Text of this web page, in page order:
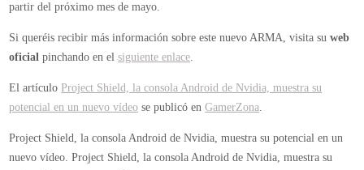
partir del próximo mes de mayo.
Si queréis recibir más información sobre este nuevo ARMA, visita suweb
oficial pinchando en elsiguiente enlace.
El artículo Project Shield, la consola Android de Nvidia, muestra su
potencial en un nuevo vídeo se publicó enGamerZona.
Project Shield, la consola Android de Nvidia, muestra su potencial en un
nuevo vídeo.Project Shield, la consola Android de Nvidia, muestra su